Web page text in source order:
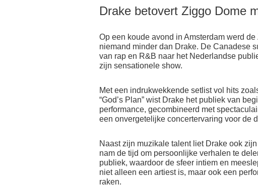
Drake betovert Ziggo Dome
Op een koude avond in Amsterdam werd
niemand minder dan Drake. De Canadese
van rap en R&B naar het Nederlandse
zijn sensationele show.
Met een indrukwekkende setlist vol hits
“God’s Plan” wist Drake het publiek van
performance, gecombineerd met
een onvergetelijke concertervaring voor de
Naast zijn muzikale talent liet Drake ook
nam de tijd om persoonlijke verhalen te
publiek, waardoor de sfeer intiem en
niet alleen een artiest is, maar ook een
raken.